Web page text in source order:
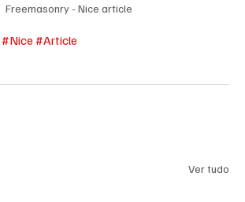
Freemasonry - Nice article
#Nice #Article
Ver tudo